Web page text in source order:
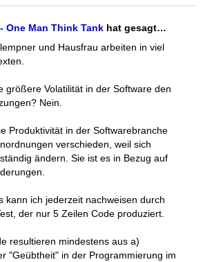
One Man Think Tank hat gesagt…
und Hausfrau arbeiten in viel
größere Volatilität in der Software den
Nein.
Produktivität in der Softwarebranche
verschieden, weil sich
ändern. Sie ist es in Bezug auf
kann ich jederzeit nachweisen durch
der nur 5 Zeilen Code produziert.
resultieren mindestens aus a)
"Geübtheit" in der Programmierung im